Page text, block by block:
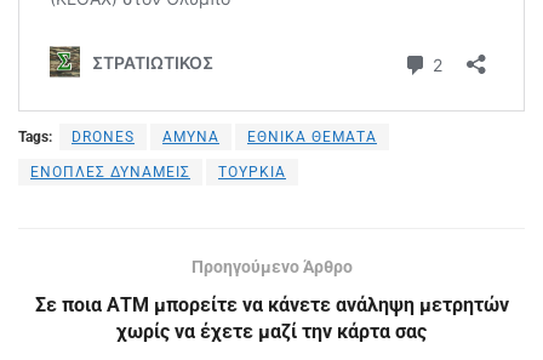
Tags: DRONES ΑΜΥΝΑ ΕΘΝΙΚΑ ΘΕΜΑΤΑ
ΕΝΟΠΛΕΣ ΔΥΝΑΜΕΙΣ ΤΟΥΡΚΙΑ
Προηγούμενο Άρθρο
Σε ποια ΑΤΜ μπορείτε να κάνετε ανάληψη μετρητών
χωρίς να έχετε μαζί την κάρτα σας